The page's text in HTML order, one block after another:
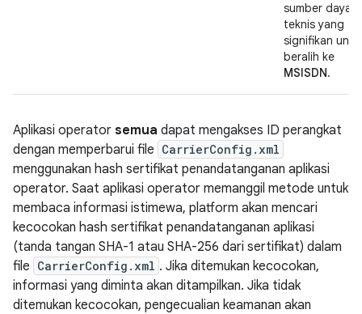
sumber daya
teknis yang
signifikan
beralih ke
MSISDN.
Aplikasi operator semua dapat mengakses ID perangkat
dengan memperbarui file CarrierConfig.xml
menggunakan hash sertifikat penandatanganan aplikasi
operator. Saat aplikasi operator memanggil metode untuk
membaca informasi istimewa, platform akan mencari
kecocokan hash sertifikat penandatanganan aplikasi
(tanda tangan SHA-1 atau SHA-256 dari sertifikat) dalam
file CarrierConfig.xml . Jika ditemukan kecocokan,
informasi yang diminta akan ditampilkan. Jika tidak
ditemukan kecocokan, pengecualian keamanan akan